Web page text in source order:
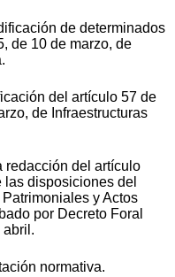
de determinados
de 10 de marzo, de
del artículo 57 de
de Infraestructuras
redacción del artículo
las disposiciones del
y Actos
por Decreto Foral
abril.
normativa.